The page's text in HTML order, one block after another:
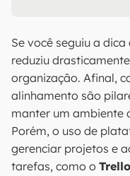
Se você seguiu a
reduziu
organização. Afinal,
alinhamento são
manter um ambiente
Porém, o uso de
gerenciar projetos e
tarefas, como o Trello